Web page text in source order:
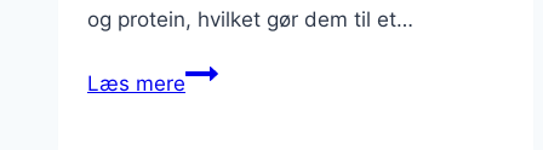
og protein, hvilket gør dem til et…
Læs mereChiagrød